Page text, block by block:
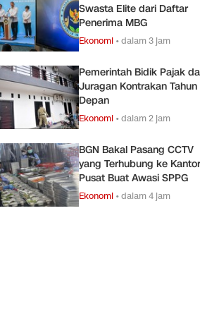
Swasta Elite dari Daftar
Penerima MBG
Ekonomi •dalam 3 jam
Pemerintah Bidik Pajak
Juragan Kontrakan Tahun
Depan
Ekonomi •dalam 2 jam
BGN Bakal Pasang CCTV
yang Terhubung ke Kantor
Pusat Buat Awasi SPPG
Ekonomi •dalam 4 jam